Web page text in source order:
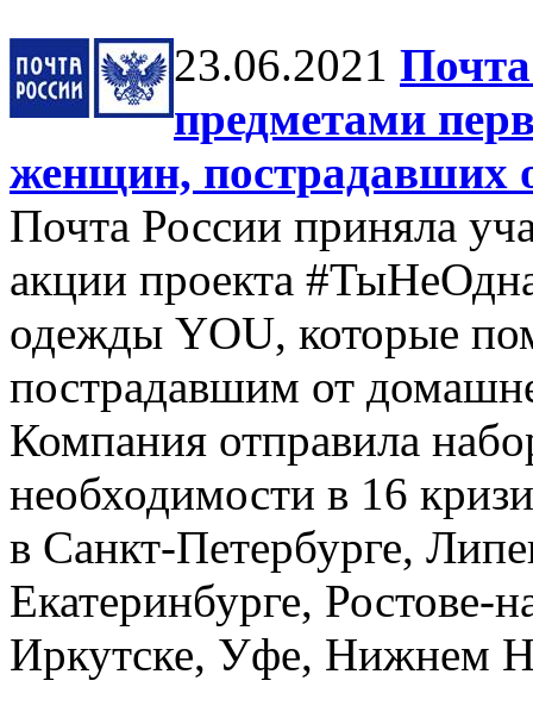
23.06.2021
предметами
женщин, пострадавших
Почта России приняла
акции проекта
одежды YOU, которые
пострадавшим от
Компания отправила
необходимости в 16
в Санкт-Петербурге,
Екатеринбурге, Ростове-
Иркутске, Уфе, Нижнем